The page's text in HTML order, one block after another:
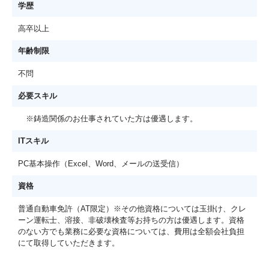
学歴
高卒以上
年齢制限
不問
必要スキル
※鋳造関係のお仕事されていた方は優遇します。
ITスキル
PC基本操作（Excel、Word、メールの送受信）
資格
普通自動車免許（AT限定）※その他資格については玉掛け、クレ
ーン運転士、溶接、非破壊検査等お持ちの方は優遇します。資格
のない方でも業務に必要な資格については、費用は全額会社負担
にて取得していただきます。